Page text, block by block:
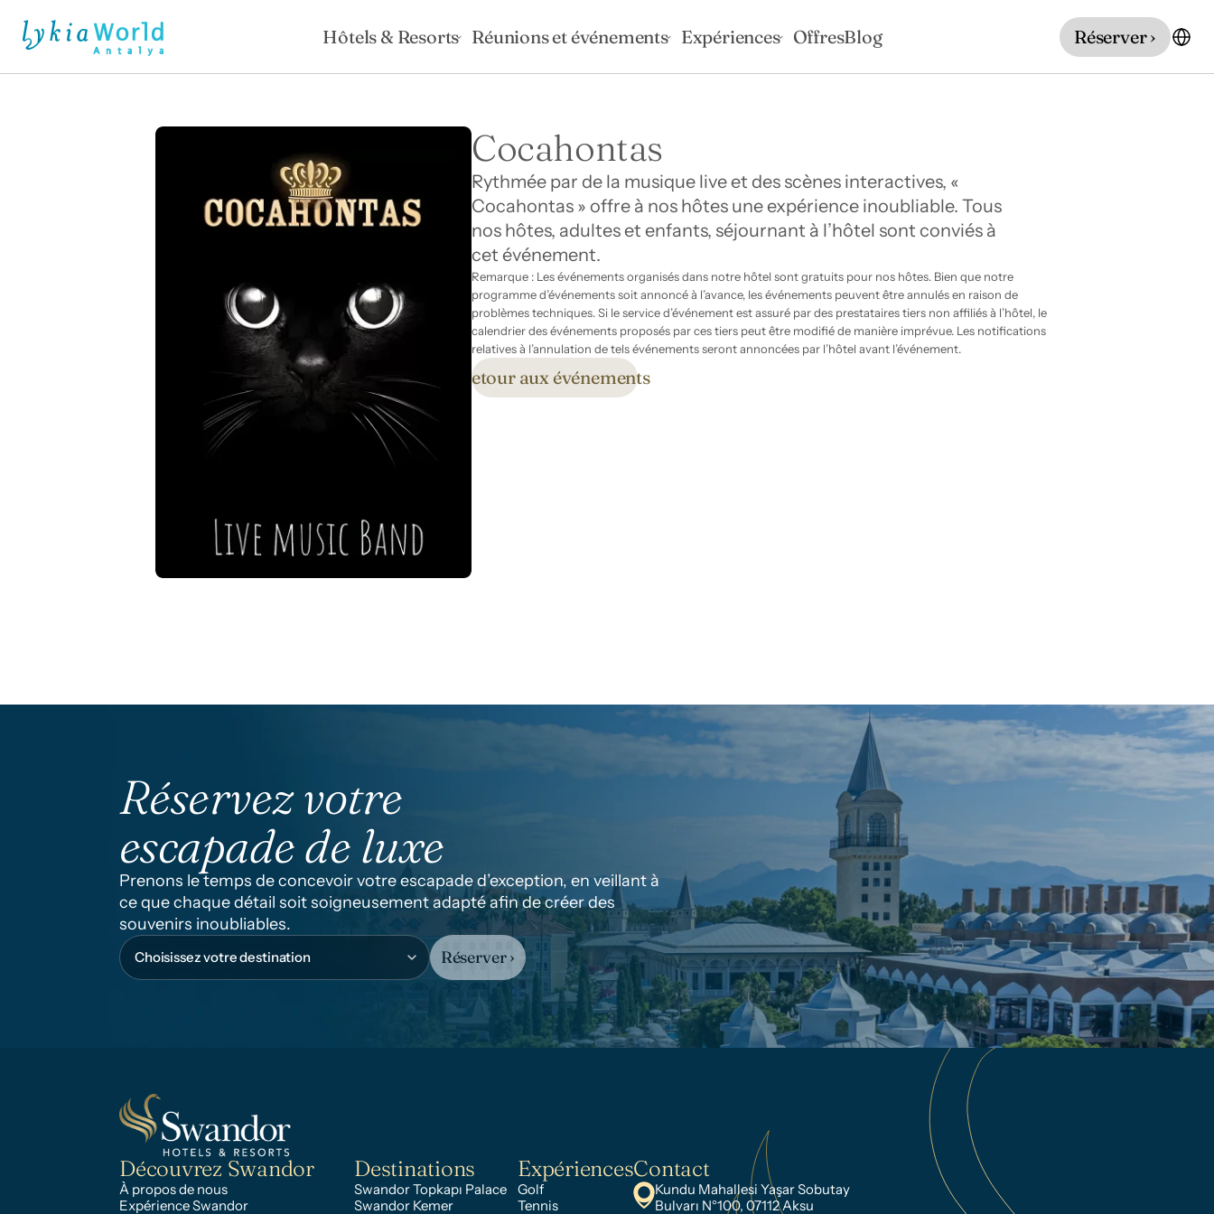
Cocahontas
Rythmée par de la musique live et des scènes interactives, «
Cocahontas » offre à nos hôtes une expérience inoubliable. Tous
nos hôtes, adultes et enfants, séjournant à l’hôtel sont conviés à
cet événement.
Remarque : Les événements organisés dans notre hôtel sont gratuits pour nos hôtes. Bien que notre
programme d’événements soit annoncé à l’avance, les événements peuvent être annulés en raison de
problèmes techniques. Si le service d’événement est assuré par des prestataires tiers non affiliés à l’hôtel, le
calendrier des événements proposés par ces tiers peut être modifié de manière imprévue. Les notifications
relatives à l’annulation de tels événements seront annoncées par l’hôtel avant l’événement.
Retour aux événements
Réservez votre
escapade de luxe
Prenons le temps de concevoir votre escapade d’exception, en veillant à
ce que chaque détail soit soigneusement adapté afin de créer des
souvenirs inoubliables.
Réserver ›
Découvrez Swandor
À propos de nous
Expérience Swandor
Destinations
Swandor Topkapı Palace
Swandor Kemer
Expériences
Golf
Tennis
Contact
Kundu Mahallesi Yaşar Sobutay
Bulvarı N°100, 07112 Aksu
Hôtels & Resorts Réunions et événements Expériences OffresBlog Réserver ›